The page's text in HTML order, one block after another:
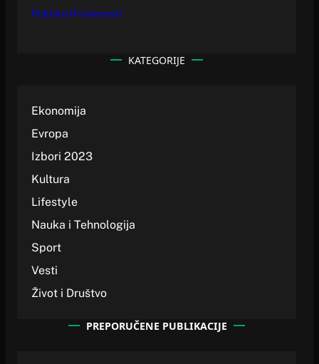
Politika Privatnosti
KATEGORIJE
Ekonomija
Evropa
Izbori 2023
Kultura
Lifestyle
Nauka i Tehnologija
Sport
Vesti
Život i Društvo
PREPORUČENE PUBLIKACIJE